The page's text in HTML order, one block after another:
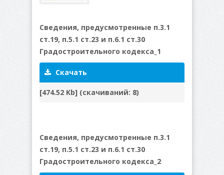
Сведения, предусмотренные п.3.1
ст.19, п.5.1 ст.23 и п.6.1 ст.30
Градостроительного кодекса_1
Скачать
[474.52 Kb] (cкачиваний: 8)
Сведения, предусмотренные п.3.1
ст.19, п.5.1 ст.23 и п.6.1 ст.30
Градостроительного кодекса_2